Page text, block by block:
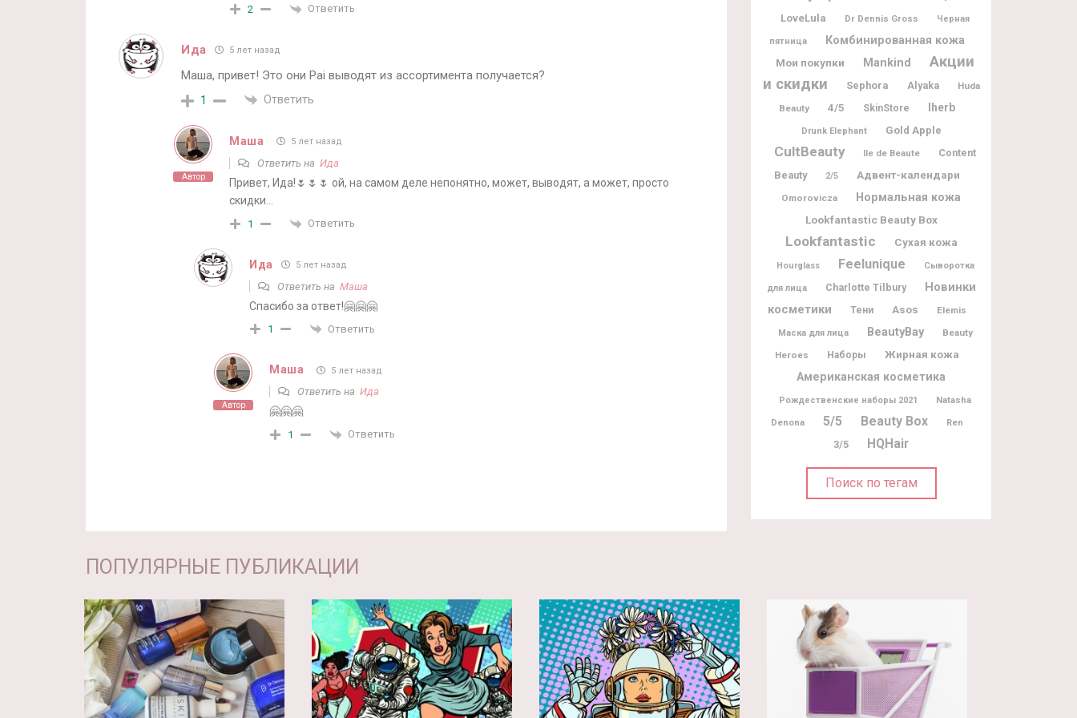
2 Ответить
Ида 5 лет назад
Маша, привет! Это они Pai выводят из ассортимента получается?
1 Ответить
Автор
Маша 5 лет назад
Ответить на Ида
Привет, Ида!🌷🌷🌷 ой, на самом деле непонятно, может, выводят, а может, просто
скидки…
1 Ответить
Ида 5 лет назад
Ответить на Маша
Спасибо за ответ!🤗🤗🤗
1 Ответить
Автор
Маша 5 лет назад
Ответить на Ида
🤗🤗🤗
1 Ответить
LoveLula Dr Dennis Gross Черная
пятница
Комбинированная кожа
Мои покупки
Mankind
Акции
и скидки
Sephora Alyaka
Huda
Beauty
4/5 SkinStore Iherb
Drunk Elephant Gold Apple
CultBeauty Ile de Beaute
Content
Beauty
2/5 Адвент-календари
Omorovicza
Нормальная кожа
Lookfantastic Beauty Box
Lookfantastic Сухая кожа
Hourglass Feelunique Сыворотка
для лица Charlotte Tilbury
Новинки
косметики
Тени Asos Elemis
Маска для лица BeautyBay
Beauty
Heroes
Наборы
Жирная кожа
Американская косметика
Рождественские наборы 2021
Natasha
Denona
5/5 Beauty Box Ren
3/5 HQHair
Поиск по тегам
ПОПУЛЯРНЫЕ ПУБЛИКАЦИИ